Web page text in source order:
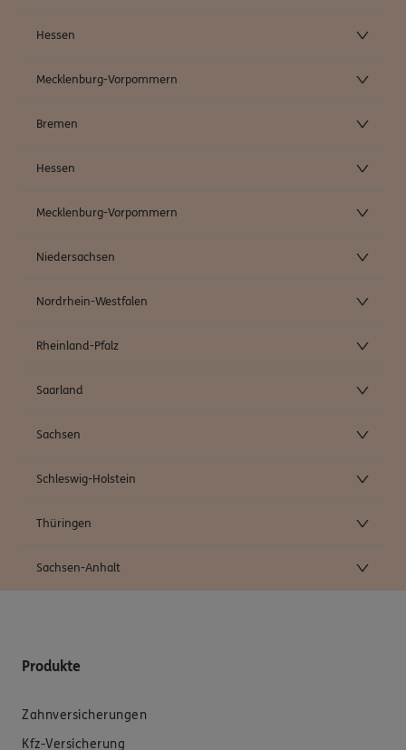
Hessen
Mecklenburg-Vorpommern
Bremen
Hessen
Mecklenburg-Vorpommern
Niedersachsen
Nordrhein-Westfalen
Rheinland-Pfalz
Saarland
Sachsen
Schleswig-Holstein
Thüringen
Sachsen-Anhalt
Produkte
Zahnversicherungen
Kfz-Versicherung